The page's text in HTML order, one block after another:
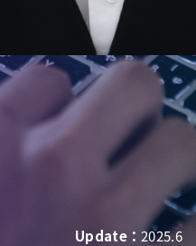
Update：2025.6